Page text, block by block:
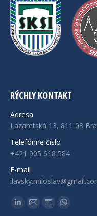
RÝCHLY KONTAKT
Adresa
Lazaretská 13, 811 08
Telefónne číslo
+421 905 618 584
E-mail
Find us on:
LinkedinMailWebsiteWhatsapp